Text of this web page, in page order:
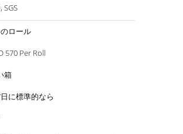
SGS
ロール
570 Per Roll
箱
に標準的なら